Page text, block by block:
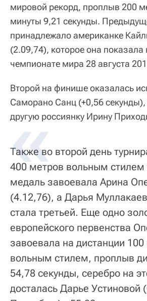
мировой рекорд, проплыв 200
минуты 9,21 секунды.
принадлежало американке
(2.09,74), которое она
чемпионате мира 28 августа
Второй на финише оказалась
Саморано Санц (+0,56
другую россиянку Ирину
Также во второй день
400 метров вольным стилем
медаль завоевала Арина
(4.12,76), а Дарья
стала третьей. Еще одно
европейского первенства
завоевала на дистанции
вольным стилем, проплыв
54,78 секунды, серебро на
досталась Дарье Устиновой